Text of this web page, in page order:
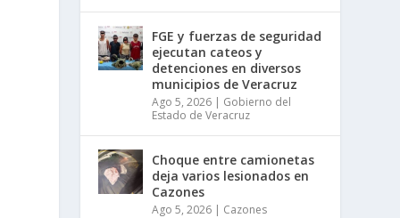
FGE y fuerzas de seguridad
ejecutan cateos y
detenciones en diversos
municipios de Veracruz
Ago 5, 2026 | Gobierno del
Estado de Veracruz
Choque entre camionetas
deja varios lesionados en
Cazones
Ago 5, 2026 | Cazones